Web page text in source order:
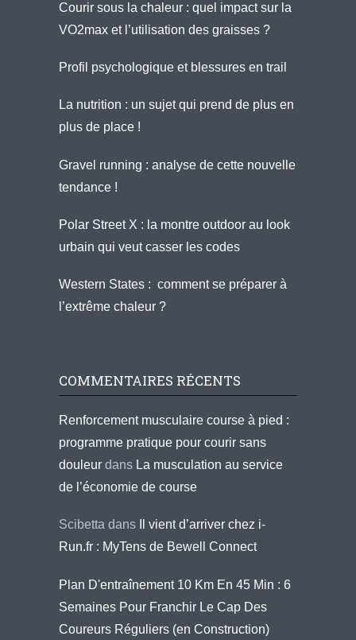
Courir sous la chaleur : quel impact sur la
VO2max et l’utilisation des graisses ?
Profil psychologique et blessures en trail
La nutrition : un sujet qui prend de plus en
plus de place !
Gravel running : analyse de cette nouvelle
tendance !
Polar Street X : la montre outdoor au look
urbain qui veut casser les codes
Western States : comment se préparer à
l’extrême chaleur ?
COMMENTAIRES RÉCENTS
Renforcement musculaire course à pied :
programme pratique pour courir sans
douleur dans La musculation au service
de l’économie de course
Scibetta dans
Il vient d’arriver chez i-
Run.fr : MyTens de Bewell Connect
Plan D'entraînement 10 Km En 45 Min : 6
Semaines Pour Franchir Le Cap Des
Coureurs Réguliers (en Construction)